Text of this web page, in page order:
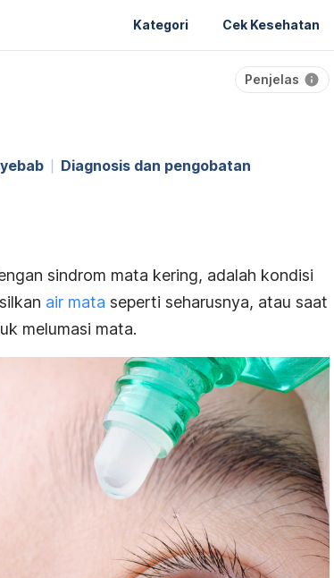
Kategori Cek Kesehatan
Penjelas
Diagnosis dan pengobatan
sindrom mata kering, adalah kondisi
air mata seperti seharusnya, atau saat
melumasi mata.